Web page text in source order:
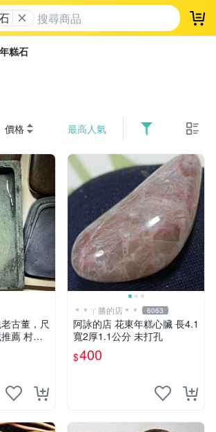
登
年糕石
價格 最高人氣
古董，尺
薦 村石
＊＊ㄚ勝的店＊＊ 6063
阿詠的店 花東年糕心臟 長4.1
寬2厚1.1公分 未打孔
$400